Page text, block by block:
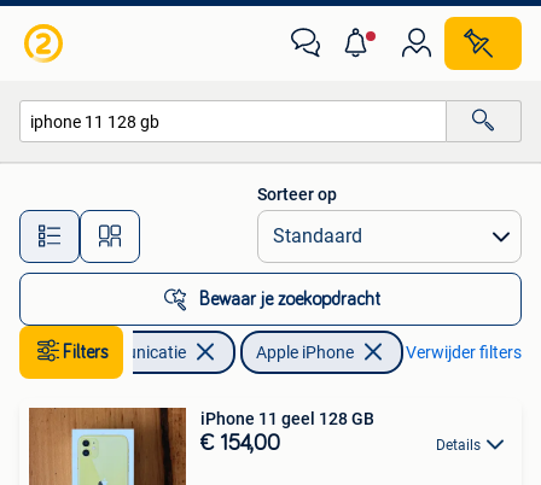
Alle afstanden…
Sorteer op
Bewaar je zoekopdracht
Filters
Telecommunicatie Apple iPhone Verwijder filters
iPhone 11 geel 128 GB
€ 154,00 Details